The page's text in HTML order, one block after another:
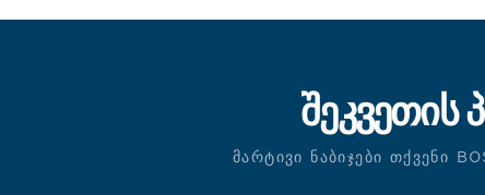
ᲛᲐᲠᲢᲘᲕᲘ ᲜᲐᲑᲘᲯᲔᲑᲘ ᲗᲥᲕᲔᲜᲘ